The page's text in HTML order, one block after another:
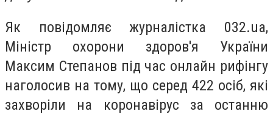
Як повідомляє журналістка 032.ua,
Міністр охорони здоров'я України
Максим Степанов під час онлайн рифінгу
наголосив на тому, що серед 422 осіб, які
захворіли на коронавірус за останню